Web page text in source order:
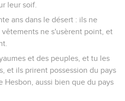
leur soif.
ans dans le désert : ils ne
ne s'usèrent point, et
et des peuples, et tu les
et ils prirent possession du pays
Hesbon, aussi bien que du pays